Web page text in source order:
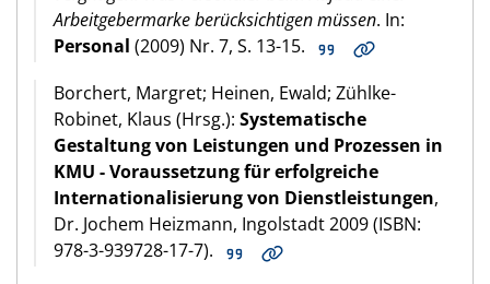
Arbeitgebermarke berücksichtigen müssen. In:
Personal (2009) Nr. 7, S. 13-15.
Borchert, Margret; Heinen, Ewald; Zühlke-
Robinet, Klaus (Hrsg.): Systematische
Gestaltung von Leistungen und Prozessen in
KMU - Voraussetzung für erfolgreiche
Internationalisierung von Dienstleistungen,
Dr. Jochem Heizmann, Ingolstadt 2009 (ISBN:
978-3-939728-17-7).